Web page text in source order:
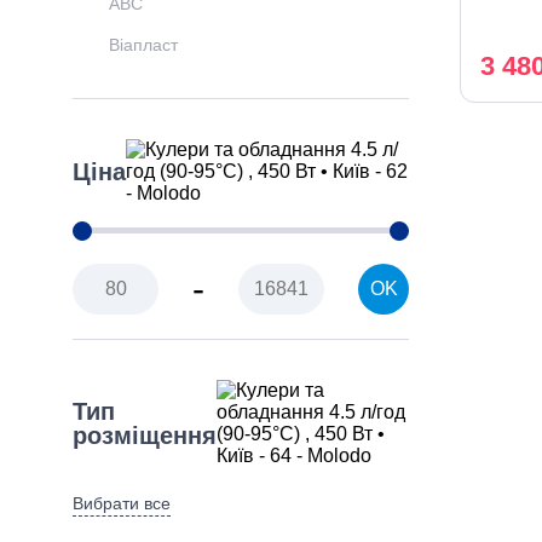
Ціна
- OK
Віапласт
Тип
розміщення
Вибрати все
3